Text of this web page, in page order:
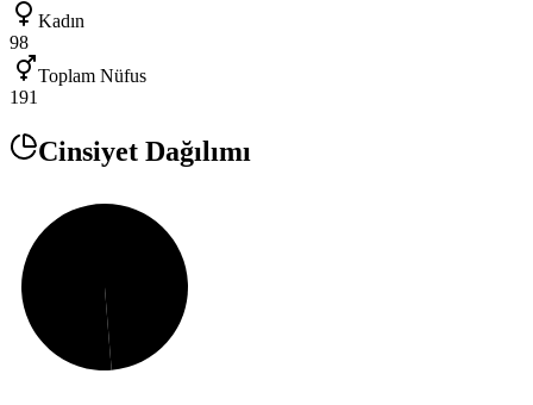
Kadın
98
Toplam Nüfus
191
Cinsiyet Dağılımı